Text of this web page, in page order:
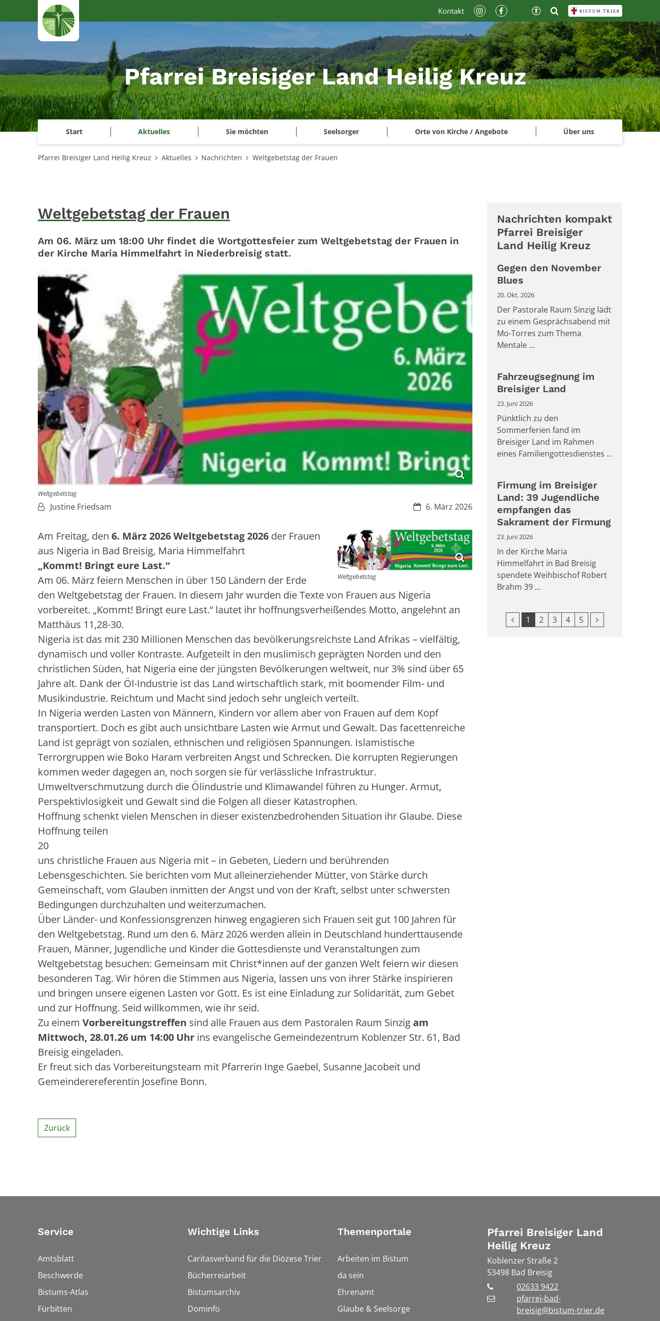
Zum Inhalt springen
Pfarrei Breisiger Land Heilig Kreuz
Start Aktuelles Sie möchten Seelsorger Orte von Kirche / Angebote Über uns
Kontakt
Pfarrei Breisiger Land Heilig Kreuz Aktuelles Nachrichten Weltgebetstag der Frauen
Weltgebetstag der Frauen
Am 06. März um 18:00 Uhr findet die Wortgottesfeier zum Weltgebetstag der Frauen in
der Kirche Maria Himmelfahrt in Niederbreisig statt.
Weltgebetstag
Datum:6. März 2026
Von:Justine Friedsam
Weltgebetstag
Am Freitag, den 6. März 2026 Weltgebetstag 2026 der Frauen
aus Nigeria in Bad Breisig, Maria Himmelfahrt
„Kommt! Bringt eure Last.“
Am 06. März feiern Menschen in über 150 Ländern der Erde
den Weltgebetstag der Frauen. In diesem Jahr wurden die Texte von Frauen aus Nigeria
vorbereitet. „Kommt! Bringt eure Last.“ lautet ihr hoffnungsverheißendes Motto, angelehnt an
Matthäus 11,28-30.
Nigeria ist das mit 230 Millionen Menschen das bevölkerungsreichste Land Afrikas – vielfältig,
dynamisch und voller Kontraste. Aufgeteilt in den muslimisch geprägten Norden und den
christlichen Süden, hat Nigeria eine der jüngsten Bevölkerungen weltweit, nur 3% sind über 65
Jahre alt. Dank der Öl-Industrie ist das Land wirtschaftlich stark, mit boomender Film- und
Musikindustrie. Reichtum und Macht sind jedoch sehr ungleich verteilt.
In Nigeria werden Lasten von Männern, Kindern vor allem aber von Frauen auf dem Kopf
transportiert. Doch es gibt auch unsichtbare Lasten wie Armut und Gewalt. Das facettenreiche
Land ist geprägt von sozialen, ethnischen und religiösen Spannungen. Islamistische
Terrorgruppen wie Boko Haram verbreiten Angst und Schrecken. Die korrupten Regierungen
kommen weder dagegen an, noch sorgen sie für verlässliche Infrastruktur.
Umweltverschmutzung durch die Ölindustrie und Klimawandel führen zu Hunger. Armut,
Perspektivlosigkeit und Gewalt sind die Folgen all dieser Katastrophen.
Hoffnung schenkt vielen Menschen in dieser existenzbedrohenden Situation ihr Glaube. Diese
Hoffnung teilen
20
uns christliche Frauen aus Nigeria mit – in Gebeten, Liedern und berührenden
Lebensgeschichten. Sie berichten vom Mut alleinerziehender Mütter, von Stärke durch
Gemeinschaft, vom Glauben inmitten der Angst und von der Kraft, selbst unter schwersten
Bedingungen durchzuhalten und weiterzumachen.
Über Länder- und Konfessionsgrenzen hinweg engagieren sich Frauen seit gut 100 Jahren für
den Weltgebetstag. Rund um den 6. März 2026 werden allein in Deutschland hunderttausende
Frauen, Männer, Jugendliche und Kinder die Gottesdienste und Veranstaltungen zum
Weltgebetstag besuchen: Gemeinsam mit Christ*innen auf der ganzen Welt feiern wir diesen
besonderen Tag. Wir hören die Stimmen aus Nigeria, lassen uns von ihrer Stärke inspirieren
und bringen unsere eigenen Lasten vor Gott. Es ist eine Einladung zur Solidarität, zum Gebet
und zur Hoffnung. Seid willkommen, wie ihr seid.
Zu einem Vorbereitungstreffen sind alle Frauen aus dem Pastoralen Raum Sinzigam
Mittwoch, 28.01.26 um 14:00 Uhr ins evangelische Gemeindezentrum Koblenzer Str. 61, Bad
Breisig eingeladen.
Er freut sich das Vorbereitungsteam mit Pfarrerin Inge Gaebel, Susanne Jacobeit und
Gemeinderereferentin Josefine Bonn.
Zurück
Nachrichten kompakt
Pfarrei Breisiger
Land Heilig Kreuz
Gegen den November
Blues
20. Okt. 2026
Der Pastorale Raum Sinzig lädt
zu einem Gesprächsabend mit
Mo-Torres zum Thema
Mentale ...
Fahrzeugsegnung im
Breisiger Land
23. Juni 2026
Pünktlich zu den
Sommerferien fand im
Breisiger Land im Rahmen
eines Familiengottesdienstes ...
Firmung im Breisiger
Land: 39 Jugendliche
empfangen das
Sakrament der Firmung
23. Juni 2026
In der Kirche Maria
Himmelfahrt in Bad Breisig
spendete Weihbischof Robert
Brahm 39 ...
Vorherige Seite
1 2 3 4 5 Nächste Seite
Service
Amtsblatt
Beschwerde
Bistums-Atlas
Fürbitten
Wichtige Links
Caritasverband für die Diözese Trier
Bücherreiarbeit
Bistumsarchiv
Dominfo
Themenportale
Arbeiten im Bistum
da sein
Ehrenamt
Glaube & Seelsorge
Pfarrei Breisiger Land
Heilig Kreuz
Koblenzer Straße 2
53498 Bad Breisig
02633 9422
pfarrei-bad-
breisig@bistum-trier.de